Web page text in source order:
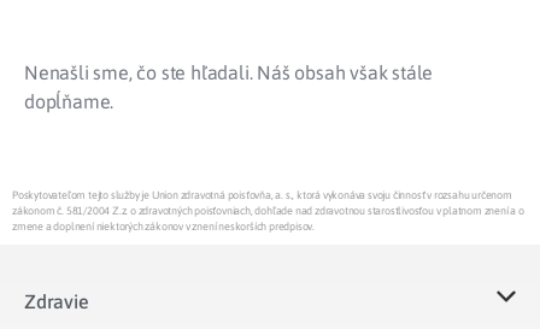
Nenašli sme, čo ste hľadali. Náš obsah však stále
dopĺňame.
Poskytovateľom tejto služby je Union zdravotná poisťovňa, a. s., ktorá vykonáva svoju činnosť v rozsahu určenom
zákonom č. 581/2004 Z.z. o zdravotných poisťovniach, dohľade nad zdravotnou starostlivosťou v platnom znení a o
zmene a doplnení niektorých zákonov v znení neskorších predpisov.
Zdravie